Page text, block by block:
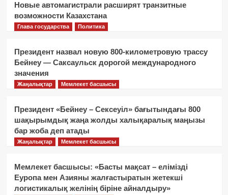
Новые автомагистрали расширят транзитные
возможности Казахстана
Глава государства Политика
Президент назвал новую 800-километровую трассу
Бейнеу — Саксаульск дорогой международного
значения
Жаңалықтар Мемлекет басшысы
Президент «Бейнеу – Сексеуіл» бағытындағы 800
шақырымдық жаңа жолды халықаралық маңызы
бар жоба деп атады
Жаңалықтар Мемлекет басшысы
Мемлекет басшысы: «Басты мақсат – елімізді
Еуропа мен Азияны жалғастыратын жетекші
логистикалық желінің біріне айналдыру»